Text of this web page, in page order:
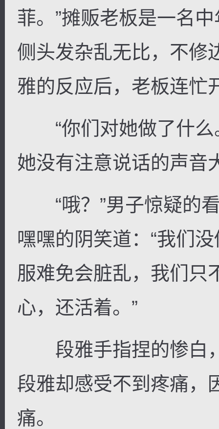
菲。”摊贩老板是一名
侧头发杂乱无比，不修
雅的反应后，老板连忙
“你们对她做了什么
她没有注意说话的声音
“哦？”男子惊疑的看
嘿嘿的阴笑道：“我们
服难免会脏乱，我们只
心，还活着。”
段雅手指捏的惨白
段雅却感受不到疼痛，
痛。